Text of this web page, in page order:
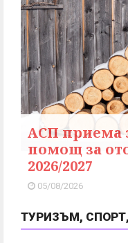
АСП приема
помощ за
2026/2027
05/08/2026
ТУРИЗЪМ,